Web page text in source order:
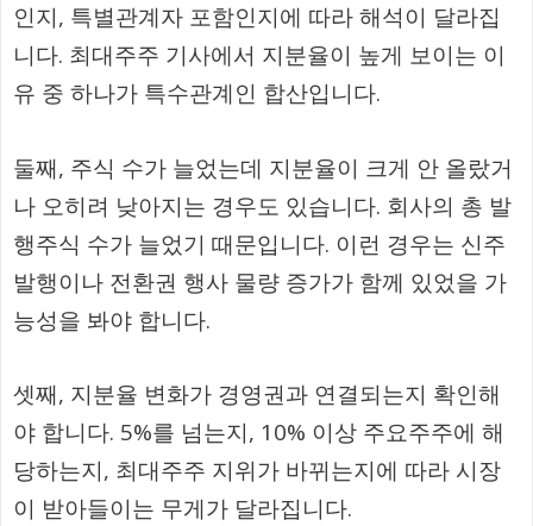
인지, 특별관계자 포함인지에 따라 해석이 달라집
니다. 최대주주 기사에서 지분율이 높게 보이는 이
유 중 하나가 특수관계인 합산입니다.
둘째, 주식 수가 늘었는데 지분율이 크게 안 올랐거
나 오히려 낮아지는 경우도 있습니다. 회사의 총 발
행주식 수가 늘었기 때문입니다. 이런 경우는 신주
발행이나 전환권 행사 물량 증가가 함께 있었을 가
능성을 봐야 합니다.
셋째, 지분율 변화가 경영권과 연결되는지 확인해
야 합니다. 5%를 넘는지, 10% 이상 주요주주에 해
당하는지, 최대주주 지위가 바뀌는지에 따라 시장
이 받아들이는 무게가 달라집니다.